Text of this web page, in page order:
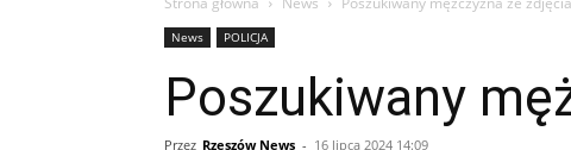
News POLICJA
Poszukiwany
Przez Rzeszów News - 16 lipca 2024 14:09